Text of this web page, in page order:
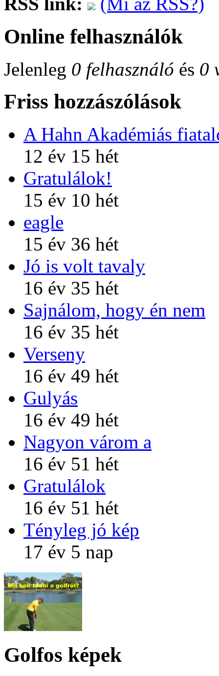
Online felhasználók
Jelenleg 0 felhasználó és 0
Friss hozzászólások
A Hahn Akadémiás
12 év 15 hét
Gratulálok!
15 év 10 hét
eagle
15 év 36 hét
Jó is volt tavaly
16 év 35 hét
Sajnálom, hogy én nem
16 év 35 hét
Verseny
16 év 49 hét
Gulyás
16 év 49 hét
Nagyon várom a
16 év 51 hét
Gratulálok
16 év 51 hét
Tényleg jó kép
17 év 5 nap
Golfos képek